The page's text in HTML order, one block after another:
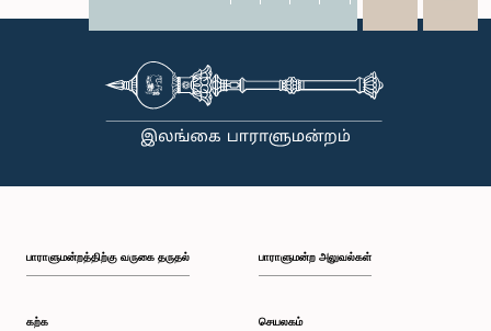
பாராளுமன்றத்திற்கு வருகை தருதல்
கற்க
பாராளுமன்ற அலுவல்கள்
செயலகம்